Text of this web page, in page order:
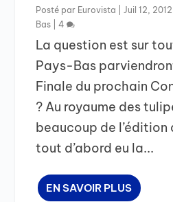
Posté par Eurovista Juil 12, 2012
Bas |4
La question est sur
Pays-Bas
Finale du prochain
? Au royaume des
beaucoup de l’édition
tout d’abord eu la...
EN SAVOIR PLUS